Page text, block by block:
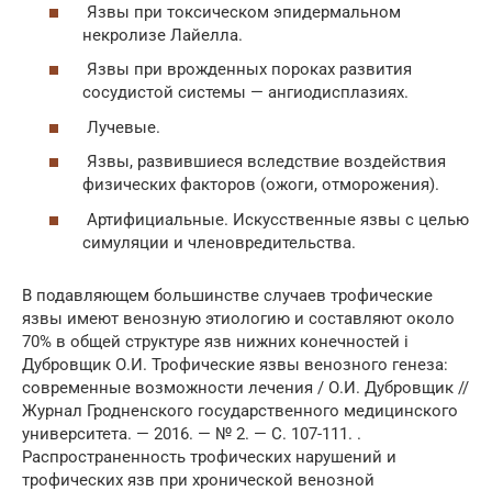
Язвы при токсическом эпидермальном
некролизе Лайелла.
Язвы при врожденных пороках развития
сосудистой системы — ангиодисплазиях.
Лучевые.
Язвы, развившиеся вследствие воздействия
физических факторов (ожоги, отморожения).
Артифициальные. Искусственные язвы с целью
симуляции и членовредительства.
В подавляющем большинстве случаев трофические
язвы имеют венозную этиологию и составляют около
70% в общей структуре язв нижних конечностей i
Дубровщик О.И. Трофические язвы венозного генеза:
современные возможности лечения / О.И. Дубровщик //
Журнал Гродненского государственного медицинского
университета. — 2016. — № 2. — С. 107-111. .
Распространенность трофических нарушений и
трофических язв при хронической венозной